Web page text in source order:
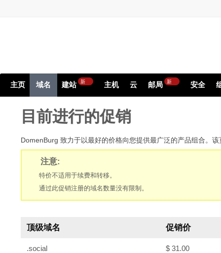
主页 域名 建站 新 主机 云 邮局 新 安全
目前进行的促销
DomenBurg 致力于以最好的价格向您提供最广泛的产品组合。
注意:
特价不适用于续费和转移。
通过此促销注册的域名数量没有限制。
顶级域名 促销价
.social $ 31.00